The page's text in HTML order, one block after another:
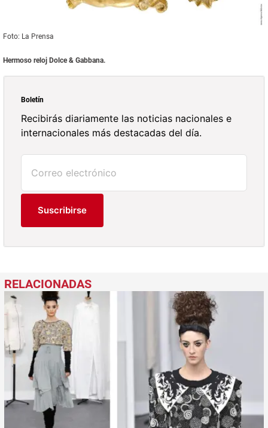
Foto: La Prensa
Hermoso reloj Dolce & Gabbana.
Boletín
Recibirás diariamente las noticias nacionales e
internacionales más destacadas del día.
Suscribirse